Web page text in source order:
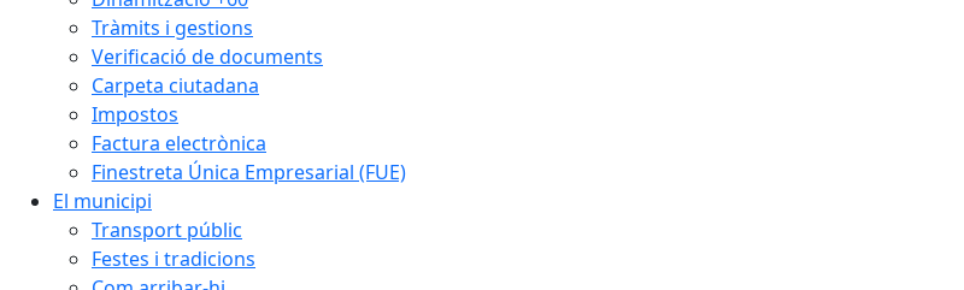
Tràmits i gestions
Verificació de documents
Carpeta ciutadana
Impostos
Factura electrònica
Finestreta Única Empresarial (FUE)
El municipi
Transport públic
Festes i tradicions